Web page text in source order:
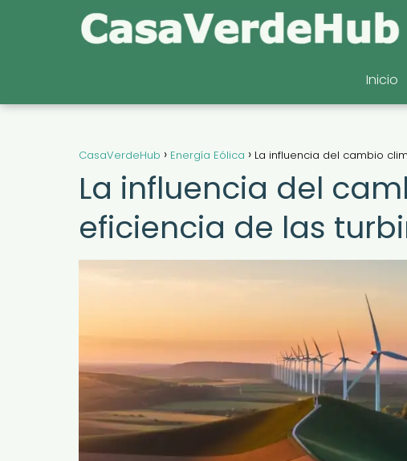
Inicio
CasaVerdeHub Energía Eólica La influencia del cambio
La influencia del
eficiencia de las